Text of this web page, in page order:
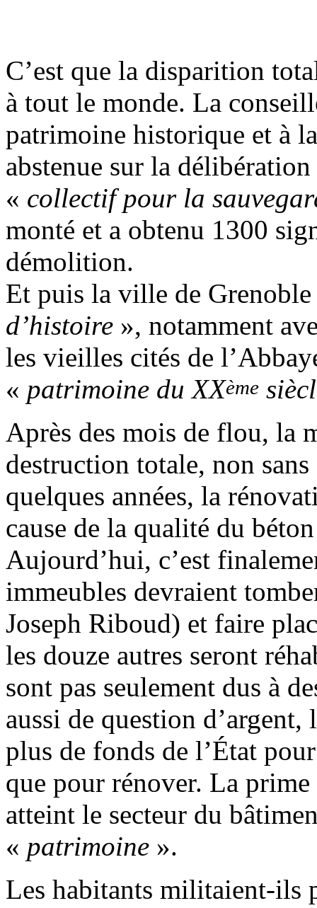
C’est que la disparition
à tout le monde. La
patrimoine historique et à
abstenue sur la
« collectif pour la
monté et a obtenu 1300
démolition.
Et puis la ville de
d’histoire », notamment
les vieilles cités de
« patrimoine du XXème
Après des mois de flou, la
destruction totale, non
quelques années, la
cause de la qualité du
Aujourd’hui, c’est
immeubles devraient
Joseph Riboud) et faire
les douze autres seront
sont pas seulement dus à
aussi de question
plus de fonds de l’État
que pour rénover. La prime
atteint le secteur du
« patrimoine ».
Les habitants militaient-ils